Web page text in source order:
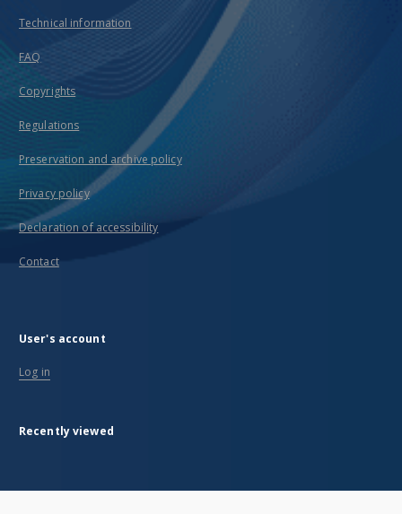
Technical information
FAQ
Copyrights
Regulations
Preservation and archive policy
Privacy policy
Declaration of accessibility
Contact
User's account
Log in
Recently viewed